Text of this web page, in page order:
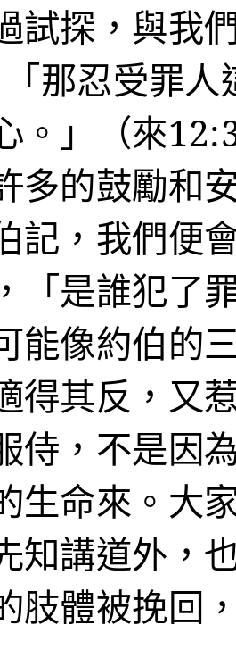
試探，與我
「那忍受罪
。」（來
多的鼓勵和
記，我們便
「是誰犯了
能像約伯的
得其反，又
侍，不是因
生命來。大
知講道外，
肢體被挽回